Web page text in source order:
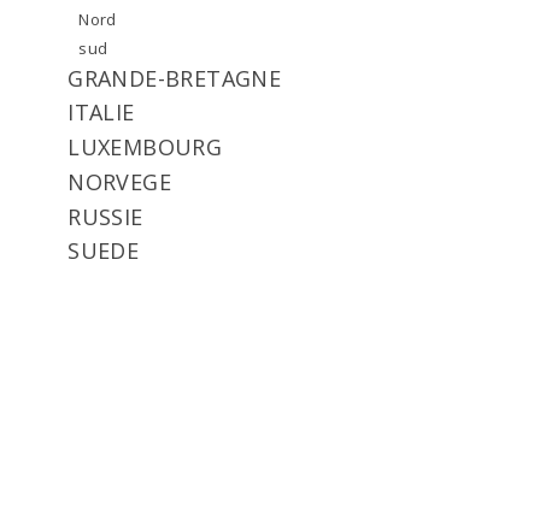
Nord
sud
GRANDE-BRETAGNE
ITALIE
LUXEMBOURG
NORVEGE
RUSSIE
SUEDE